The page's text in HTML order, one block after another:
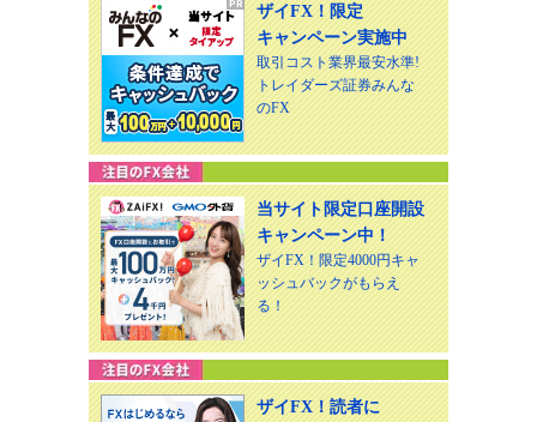
ザイFX！限定
キャンペーン実施中
取引コスト業界最安水準!
トレイダーズ証券みんな
のFX
当サイト限定口座開設
キャンペーン中！
ザイFX！限定4000円キャ
ッシュバックがもらえ
る！
ザイFX！読者に